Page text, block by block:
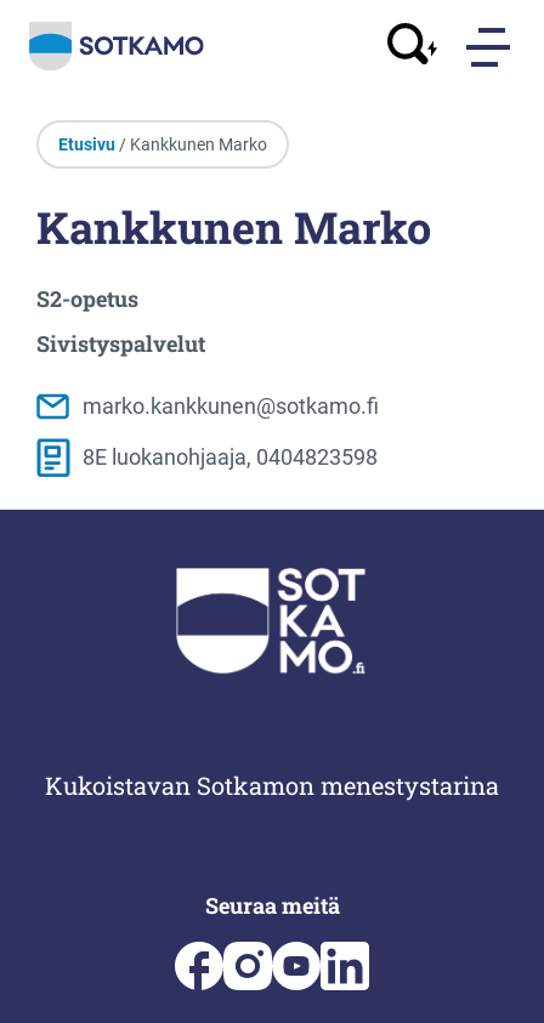
Etusivu / Kankkunen Marko
Kankkunen Marko
S2-opetus
Sivistyspalvelut
marko.kankkunen@sotkamo.fi
8E luokanohjaaja, 0404823598
Kukoistavan Sotkamon menestystarina
Seuraa meitä